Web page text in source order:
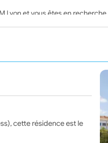
Lyon et vous êtes en
cette résidence est le